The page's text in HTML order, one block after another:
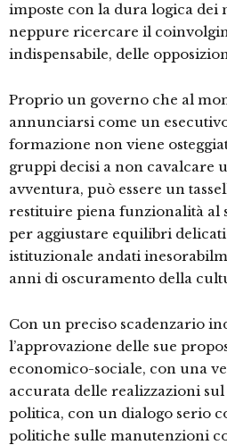
imposte con la dura logica dei
neppure ricercare il
indispensabile, delle
Proprio un governo che al
annunciarsi come un
formazione non viene
gruppi decisi a non cavalcare
avventura, può essere un
restituire piena funzionalità al
per aggiustare equilibri
istituzionale andati
anni di oscuramento della
Con un preciso scadenzario
l’approvazione delle sue
economico-sociale, con una
accurata delle realizzazioni
politica, con un dialogo serio
politiche sulle manutenzioni